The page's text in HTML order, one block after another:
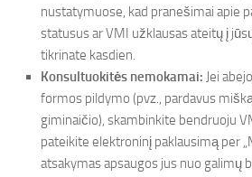
nustatymuose, kad pranešimai apie
statusus ar VMI užklausas ateitų į
tikrinate kasdien.
Konsultuokitės nemokamai: Jei
formos pildymo (pvz., pardavus
giminaičio), skambinkite bendruoju
pateikite elektroninį paklausimą per
atsakymas apsaugos jus nuo galimų